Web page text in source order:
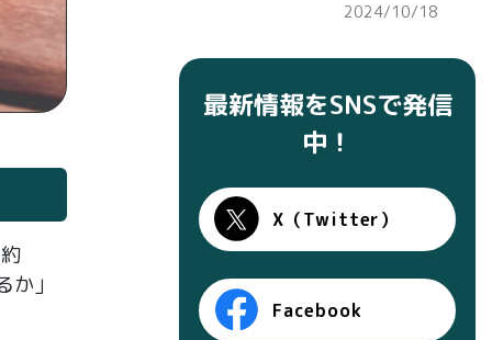
」
2024/10/18
最新情報をSNSで発信
中！
X（Twitter）
Facebook